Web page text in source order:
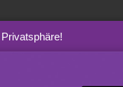
Banque